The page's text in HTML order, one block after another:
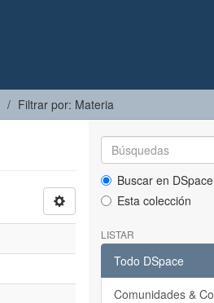
Filtrar por: Materia
Buscar en DSpace
Esta colección
LISTAR
Todo DSpace
Comunidades &